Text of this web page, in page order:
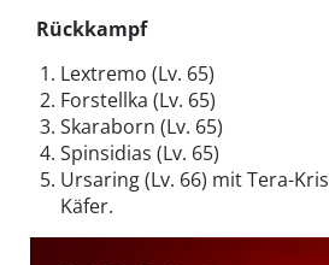
Rückkampf
Lextremo (Lv. 65)
Forstellka (Lv. 65)
Skaraborn (Lv. 65)
Spinsidias (Lv. 65)
Ursaring (Lv. 66) mit Tera-
Käfer.